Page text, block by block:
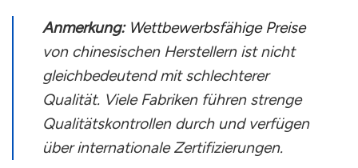
Anmerkung: Wettbewerbsfähige Preise
von chinesischen Herstellern ist nicht
gleichbedeutend mit schlechterer
Qualität. Viele Fabriken führen strenge
Qualitätskontrollen durch und verfügen
über internationale Zertifizierungen.